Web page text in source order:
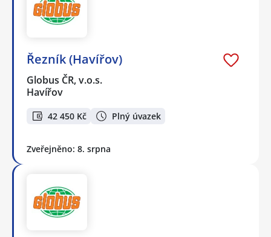
Řezník (Havířov)
Globus ČR, v.o.s.
Havířov
42 450 Kč Plný úvazek
Zveřejněno: 8. srpna